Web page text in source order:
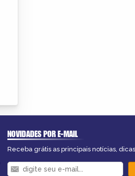
NOVIDADES POR E-MAIL
Receba grátis as principais notícias,